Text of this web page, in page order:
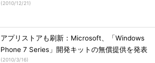
(2010/12/21)
アプリストアも刷新：Microsoft、「Windows
Phone 7 Series」開発キットの無償提供を発表
(2010/3/16)